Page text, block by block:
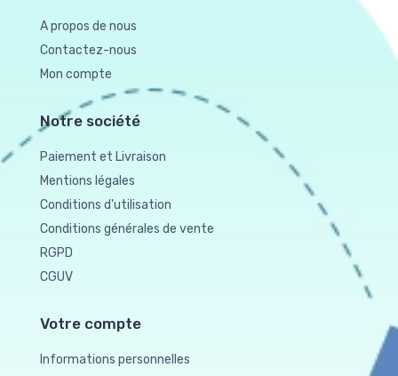
A propos de nous
Contactez-nous
Mon compte
Notre société
Paiement et Livraison
Mentions légales
Conditions d'utilisation
Conditions générales de vente
RGPD
CGUV
Votre compte
Informations personnelles